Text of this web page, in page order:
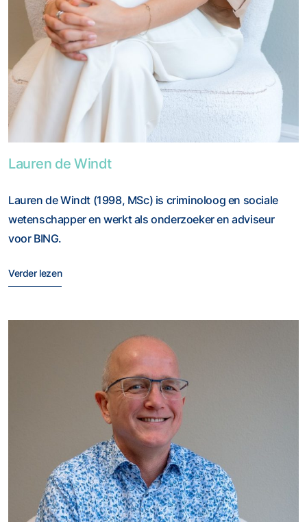
Lauren de Windt
Lauren de Windt (1998, MSc) is criminoloog en sociale
wetenschapper en werkt als onderzoeker en adviseur
voor BING.
Verder lezen